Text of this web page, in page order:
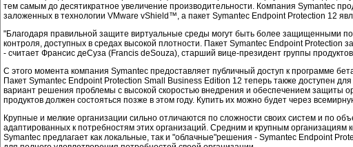
тем самым до десятикратное увеличение производительности. Компания Symantec
заложенных в технологии VMware vShield™, а пакет Symantec Endpoint Protection 12
"Благодаря правильной защите виртуальные среды могут быть более защищенными
контроля, доступных в средах высокой плотности. Пакет Symantec Endpoint
- считает Франсис деСуза (Francis deSouza), старший вице-президент группы
С этого момента компания Symantec предоставляет публичный доступ к программе
Пакет Symantec Endpoint Protection Small Business Edition 12 теперь также доступен
вариант решения проблемы с высокой скоростью внедрения и обеспечением защиты
продуктов должен состояться позже в этом году. Купить их можно будет через
Крупные и мелкие организации сильно отличаются по сложности своих систем и по
адаптированных к потребностям этих организаций. Средним и крупным
Symantec предлагает как локальные, так и "облачные"решения - Symantec Endpoint